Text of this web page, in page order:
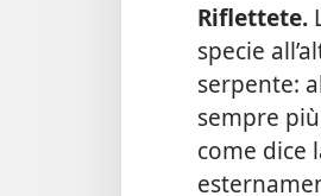
Riflettete.
specie
serpente:
sempre
come dice